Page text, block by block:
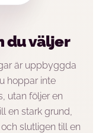
du väljer
är uppbyggda
hoppar inte
utan följer en
en stark grund,
slutligen till en